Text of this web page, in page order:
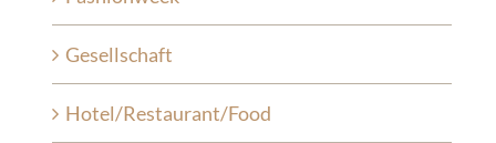
Gesellschaft
Hotel/Restaurant/Food